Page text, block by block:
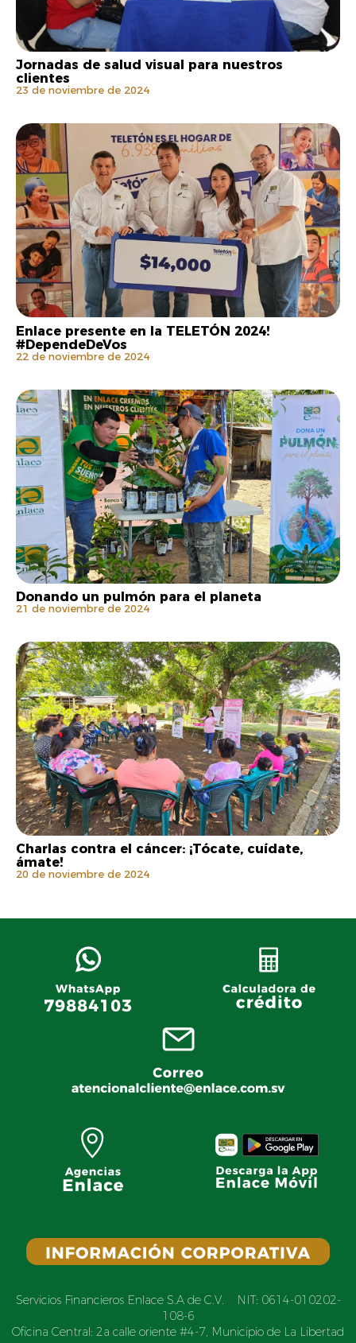
Jornadas de salud visual para nuestros
clientes
23 de noviembre de 2024
Enlace presente en la TELETÓN 2024!
#DependeDeVos
22 de noviembre de 2024
Donando un pulmón para el planeta
21 de noviembre de 2024
Charlas contra el cáncer: ¡Tócate, cuídate,
ámate!
20 de noviembre de 2024
Servicios Financieros Enlace S.A de C.V. NIT: 0614-010202-
108-6
Oficina Central: 2a calle oriente #4-7, Municipio de La Libertad